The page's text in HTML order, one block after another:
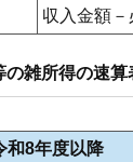
収入金額
の雑所得の速算
和8年度以降